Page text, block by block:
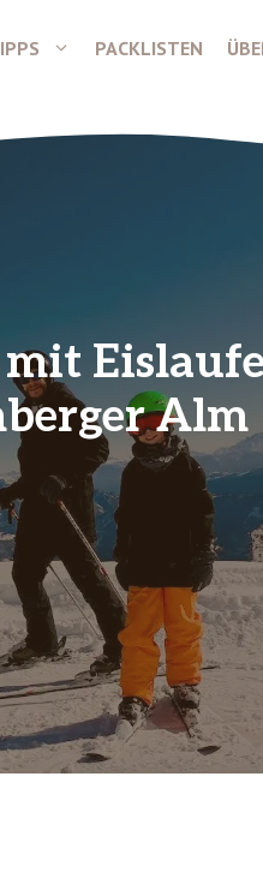
PACKLISTEN
mit
Alm